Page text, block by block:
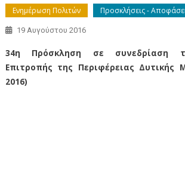
Ενημέρωση Πολιτών Προσκλήσεις -
19 Αυγούστου 2016
34η Πρόσκληση σε συνεδρίαση
Επιτροπής της Περιφέρειας Δυτικής
2016)